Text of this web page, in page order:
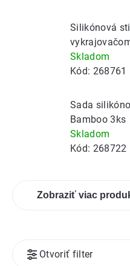
Silikónová
vianočných
Skladom
Kód: 268761
Sada
Bamboo 3ks
Skladom
Kód: 268722
Zobraziť viac
Otvoriť filter
Výpis